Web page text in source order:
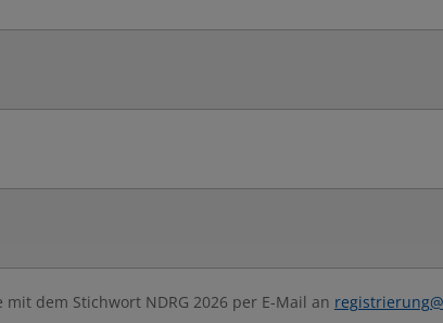
dem Stichwort NDRG 2026 per E-Mail an